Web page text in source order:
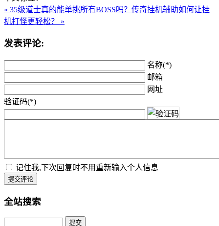
« 35级道士真的能单挑所有BOSS吗？ 传奇挂机辅助如何让挂
机打怪更轻松？ »
发表评论:
名称(*)
邮箱
网址
验证码(*)
记住我,下次回复时不用重新输入个人信息
提交评论
全站搜索